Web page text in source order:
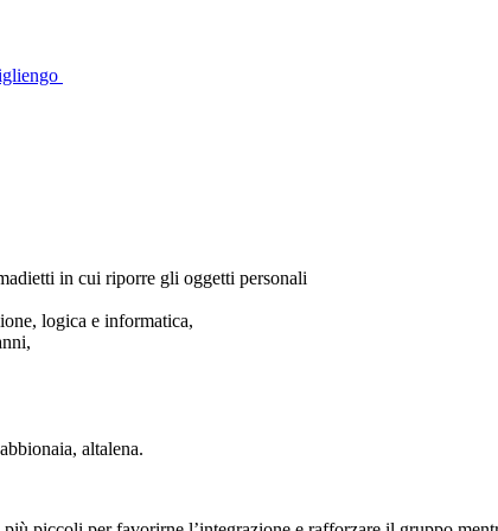
in cui riporre gli oggetti personali
logica e informatica,
altalena.